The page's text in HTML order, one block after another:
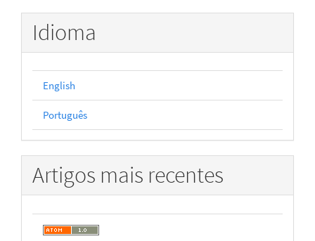
Idioma
English
Português
Artigos mais recentes